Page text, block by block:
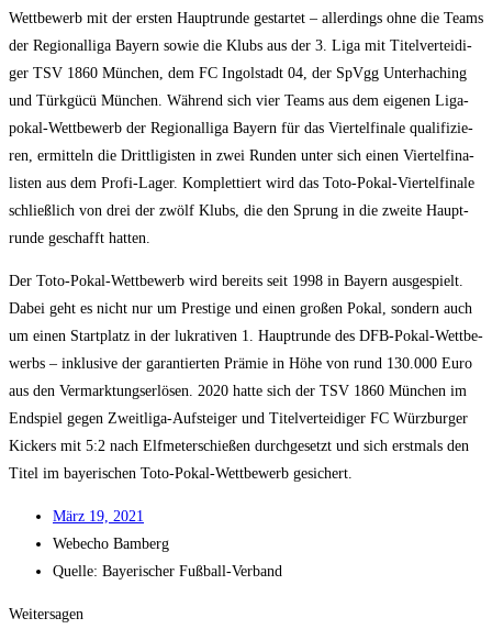
Wett­be­werb mit der ers­ten Haupt­run­de gestar­tet – aller­dings ohne die Teams
der Regio­nal­li­ga Bay­ern sowie die Klubs aus der 3. Liga mit Titel­ver­tei­di­
ger TSV 1860 Mün­chen, dem FC Ingol­stadt 04, der SpVgg Unter­ha­ching
und Türk­gücü Mün­chen. Wäh­rend sich vier Teams aus dem eige­nen Liga­
po­kal-Wett­be­werb der Regio­nal­li­ga Bay­ern für das Vier­tel­fi­na­le qua­li­fi­zie­
ren, ermit­teln die Dritt­li­gis­ten in zwei Run­den unter sich einen Vier­tel­fi­na­
lis­ten aus dem Pro­fi-Lager. Kom­plet­tiert wird das Toto-Pokal-Vier­tel­fi­na­le
schließ­lich von drei der zwölf Klubs, die den Sprung in die zwei­te Haupt­
run­de geschafft hatten.
Der Toto-Pokal-Wett­be­werb wird bereits seit 1998 in Bay­ern aus­ge­spielt.
Dabei geht es nicht nur um Pres­ti­ge und einen gro­ßen Pokal, son­dern auch
um einen Start­platz in der lukra­ti­ven 1. Haupt­run­de des DFB-Pokal-Wett­be­
werbs – inklu­si­ve der garan­tier­ten Prä­mie in Höhe von rund 130.000 Euro
aus den Ver­mark­tungs­er­lö­sen. 2020 hat­te sich der TSV 1860 Mün­chen im
End­spiel gegen Zweit­li­ga-Auf­stei­ger und Titel­ver­tei­di­ger FC Würz­bur­ger
Kickers mit 5:2 nach Elf­me­ter­schie­ßen durch­ge­setzt und sich erst­mals den
Titel im baye­ri­schen Toto-Pokal-Wett­be­werb gesichert.
März 19, 2021
Web­echo Bamberg
Quel­le: Baye­ri­scher Fußball-Verband
Weitersagen